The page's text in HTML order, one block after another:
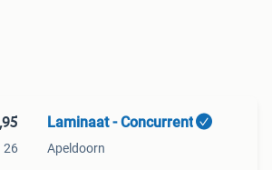
26
Laminaat - Concurrent
Apeldoorn